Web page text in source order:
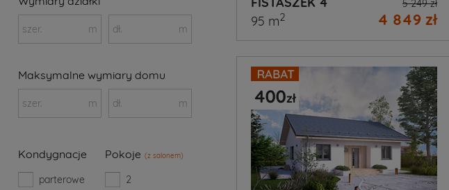
5 249 zł
4 849 zł
95 m2
szer. m dł. m
Maksymalne wymiary domu
szer. m dł. m
Kondygnacje
parterowe
Pokoje (z salonem)
2